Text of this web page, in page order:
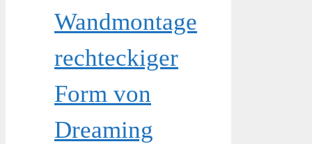
Wandmontage
rechteckiger
Form von
Dreaming